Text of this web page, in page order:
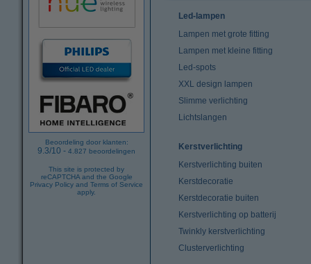
Beoordeling door klanten:
9.3/10 - 4.827 beoordelingen
This site is protected by
reCAPTCHA and the Google
Privacy Policy and Terms of Service
apply.
Led-lampen
Lampen met grote fitting
Lampen met kleine fitting
Led-spots
XXL design lampen
Slimme verlichting
Lichtslangen
Kerstverlichting
Kerstverlichting buiten
Kerstdecoratie
Kerstdecoratie buiten
Kerstverlichting op batterij
Twinkly kerstverlichting
Clusterverlichting